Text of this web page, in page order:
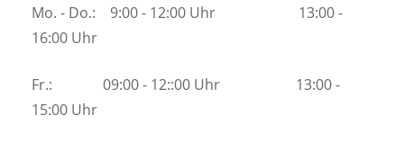
Mo. - Do.: 9:00 - 12:00 Uhr 13:00 -
16:00 Uhr
Fr.: 09:00 - 12::00 Uhr 13:00 -
15:00 Uhr